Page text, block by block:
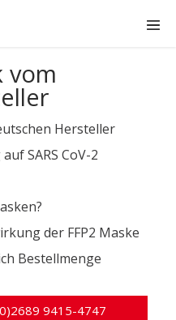
vom
Hersteller
SARS CoV-2
der FFP2 Maske
Bestellmenge
9415-4747